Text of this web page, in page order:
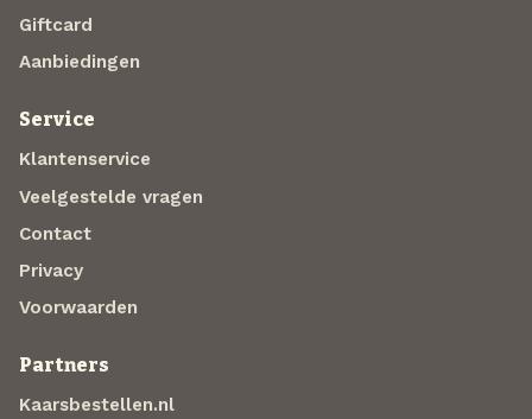
Giftcard
Aanbiedingen
Service
Klantenservice
Veelgestelde vragen
Contact
Privacy
Voorwaarden
Partners
Kaarsbestellen.nl